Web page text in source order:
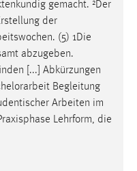
gemacht. ²Der
der
(5) 1Die
abzugeben.
[...] Abkürzungen
Begleitung
Arbeiten im
Lehrform, die
mibew_locale, mibew-